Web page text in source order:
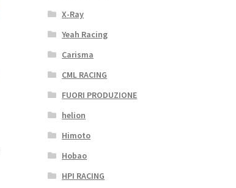
X-Ray
Yeah Racing
Carisma
CML RACING
FUORI PRODUZIONE
helion
Himoto
Hobao
HPI RACING